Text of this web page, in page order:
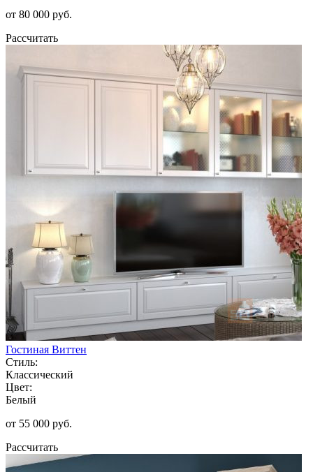
от 80 000 руб.
Рассчитать
Гостиная Виттен
Стиль:
Классический
Цвет:
Белый
от 55 000 руб.
Рассчитать